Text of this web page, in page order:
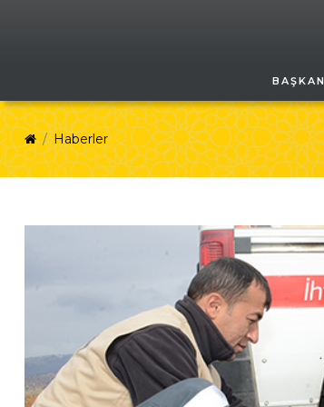
BAŞKAN
Haberler